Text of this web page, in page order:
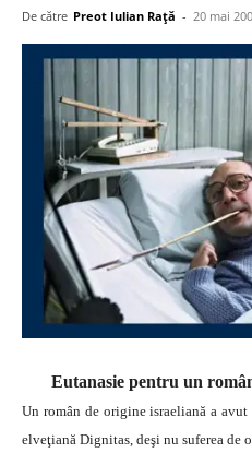
De către Preot Iulian Raţă - 20 mai
Eutanasie pentru un
Un român de origine israeliană a
elveţiană Dignitas, deşi nu suferea de